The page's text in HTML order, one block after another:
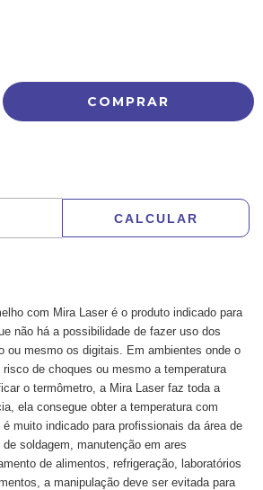
CALCULAR
com Mira Laser é o produto indicado para
não há a possibilidade de fazer uso dos
ou mesmo os digitais. Em ambientes onde o
de choques ou mesmo a temperatura
o termômetro, a Mira Laser faz toda a
ela consegue obter a temperatura com
muito indicado para profissionais da área de
soldagem, manutenção em ares
de alimentos, refrigeração, laboratórios
a manipulação deve ser evitada para